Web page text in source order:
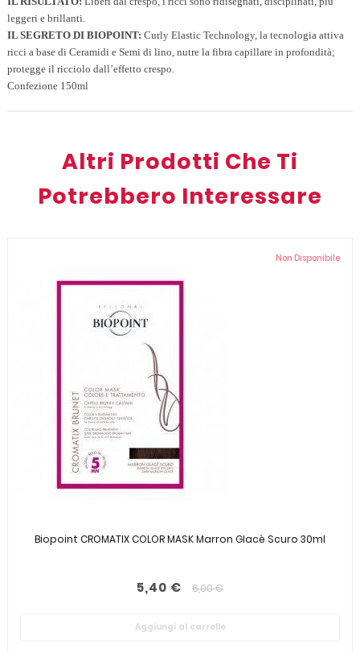
leggeri e brillanti.
IL SEGRETO DI BIOPOINT: Curly Elastic Technology, la tecnologia attiva
ricci a base di Ceramidi e Semi di lino, nutre la fibra capillare in profondità;
protegge il ricciolo dall’effetto crespo.
Confezione 150ml
Altri Prodotti Che Ti
Potrebbero Interessare
Non Disponibile
Biopoint CROMATIX COLOR MASK Marron Glacè Scuro 30ml
5,40 € 6,00 €
Aggiungi al carrello